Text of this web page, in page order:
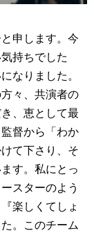
申します。今
持ちでした
なりました。
々、共演者の
、恵として最
督から「わか
て下さり、そ
す。私にとっ
スターのよう
楽しくてしょ
。このチーム